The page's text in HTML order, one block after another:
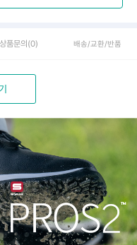
상품문의 (0) 배송/교환/반품